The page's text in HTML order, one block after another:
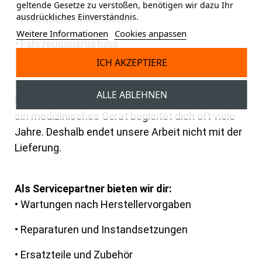
• Ersatzteile und Zubehör
• Fahrzeugausrüstung
Eine Patientenfahrtrage, ein Transportstuhl oder
ein medizinisches Gerät begleitet dich oft viele
Jahre. Deshalb endet unsere Arbeit nicht mit der
Lieferung.
Als Servicepartner bieten wir dir:
• Wartungen nach Herstellervorgaben
• Reparaturen und Instandsetzungen
• Ersatzteile und Zubehör
geltende Gesetze zu verstoßen, benötigen wir dazu Ihr
ausdrückliches Einverständnis.
Weitere Informationen Cookies anpassen
ALLE ABLEHNEN
ICH AKZEPTIERE